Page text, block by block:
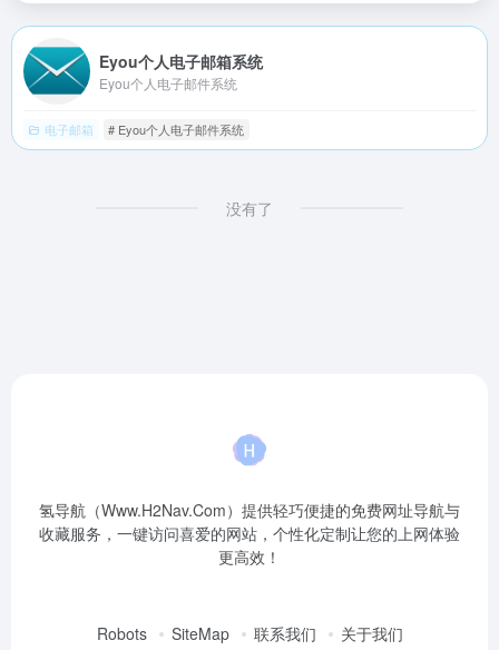
Eyou个人电子邮箱系统
Eyou个人电子邮件系统
电子邮箱 # Eyou个人电子邮件系统
没有了
氢导航（Www.H2Nav.Com）提供轻巧便捷的免费网址导航与
收藏服务，一键访问喜爱的网站，个性化定制让您的上网体验
更高效！
Robots SiteMap 联系我们 关于我们